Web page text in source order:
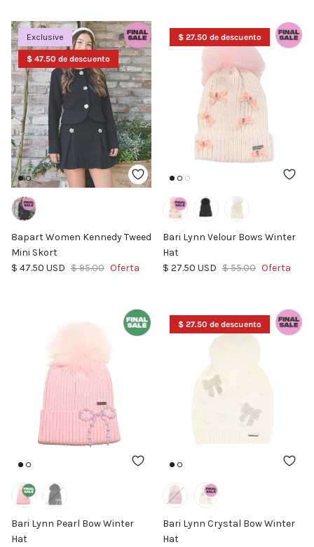
Exclusive
$ 47.50 de descuento
8apart Women Kennedy Tweed
Mini Skort
Precio de venta
$ 47.50 USD Precio normal
$ 95.00 Oferta
$ 27.50 de descuento
Bari Lynn Velour Bows Winter
Hat
Precio de venta
$ 27.50 USD Precio normal
$ 55.00 Oferta
Bari Lynn Pearl Bow Winter
Hat
$ 27.50 de descuento
Bari Lynn Crystal Bow Winter
Hat